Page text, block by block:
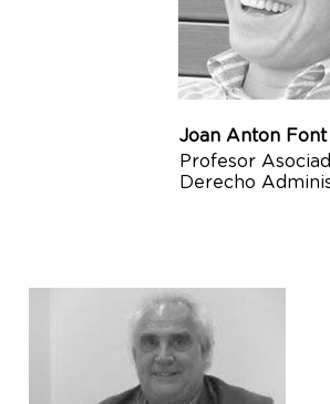
Joan Anton Font
Profesor
Derecho